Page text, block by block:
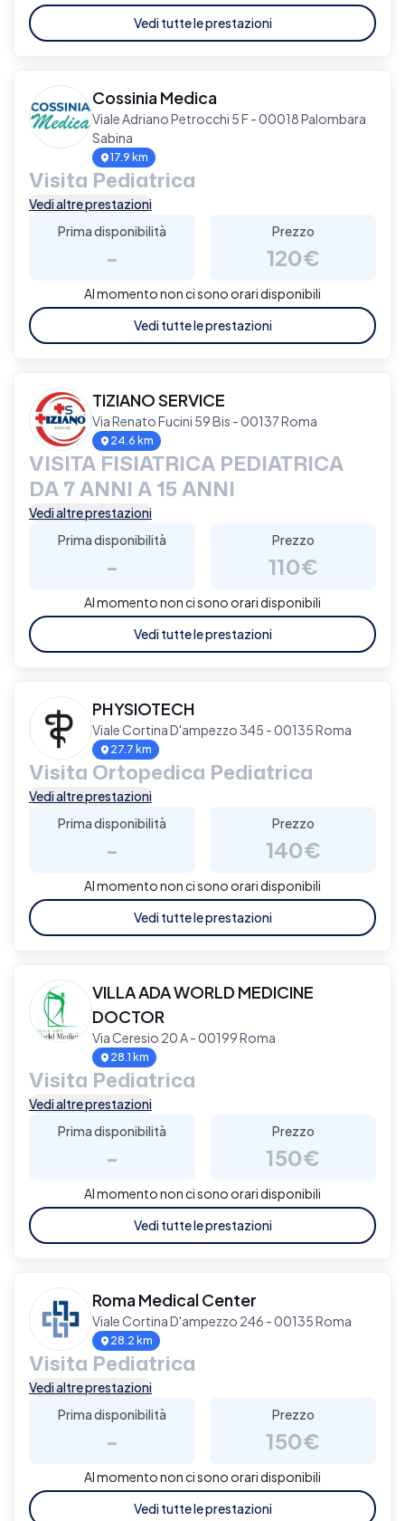
Vedi tutte le prestazioni
Cossinia Medica
Viale Adriano Petrocchi 5 F - 00018 Palombara
Sabina
17.9 km
Visita Pediatrica
Vedi altre prestazioni
Prima disponibilità
-
Prezzo
120€
Al momento non ci sono orari disponibili
Vedi tutte le prestazioni
TIZIANO SERVICE
Via Renato Fucini 59 Bis - 00137 Roma
24.6 km
VISITA FISIATRICA PEDIATRICA
DA 7 ANNI A 15 ANNI
Vedi altre prestazioni
Prima disponibilità
-
Prezzo
110€
Al momento non ci sono orari disponibili
Vedi tutte le prestazioni
PHYSIOTECH
Viale Cortina D'ampezzo 345 - 00135 Roma
27.7 km
Visita Ortopedica Pediatrica
Vedi altre prestazioni
Prima disponibilità
-
Prezzo
140€
Al momento non ci sono orari disponibili
Vedi tutte le prestazioni
VILLA ADA WORLD MEDICINE
DOCTOR
Via Ceresio 20 A - 00199 Roma
28.1 km
Visita Pediatrica
Vedi altre prestazioni
Prima disponibilità
-
Prezzo
150€
Al momento non ci sono orari disponibili
Vedi tutte le prestazioni
Roma Medical Center
Viale Cortina D'ampezzo 246 - 00135 Roma
28.2 km
Visita Pediatrica
Vedi altre prestazioni
Prima disponibilità
-
Prezzo
150€
Al momento non ci sono orari disponibili
Vedi tutte le prestazioni